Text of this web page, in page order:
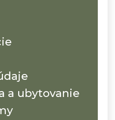
a ubytovanie